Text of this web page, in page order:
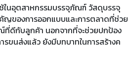
นอุตสาหกรรมบรรจุภัณฑ์ วัสดุบรรจุ
ญของการออกแบบและการตลาดที่ช่วย
ที่ดีกับลูกค้า นอกจากที่จะช่วยปกป้อง
ารขนส่งแล้ว ยังมีบทบาทในการสร้างค